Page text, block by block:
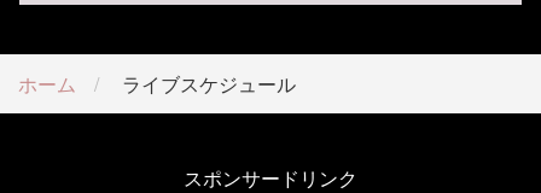
ホーム ライブスケジュール
スポンサードリンク